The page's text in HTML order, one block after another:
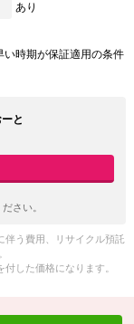
あり
い時期が保証適用の条件
と
さい。
伴う費用、リサイクル預託
した価格になります。